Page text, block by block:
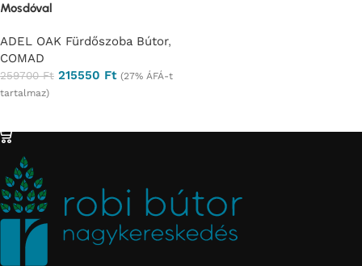
Mosdóval
ADEL OAK Fürdőszoba Bútor,
COMAD
259700Ft 215550 Ft (27% ÁFÁ-t
tartalmaz)